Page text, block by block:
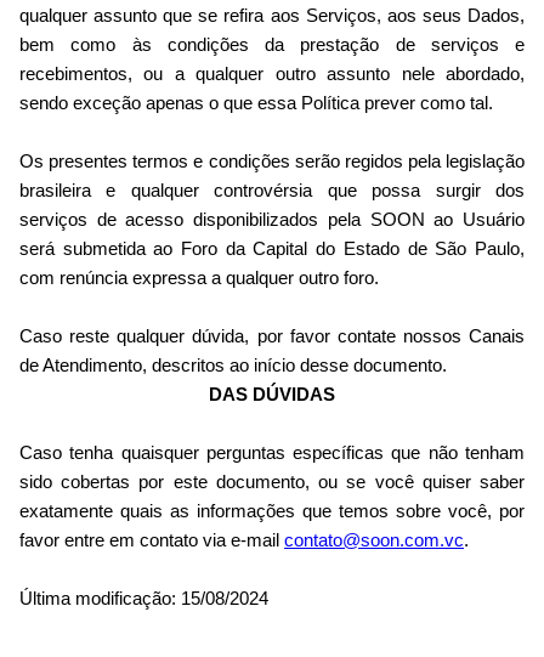
qualquer assunto que se refira aos Serviços, aos seus Dados,
bem como às condições da prestação de serviços e
recebimentos, ou a qualquer outro assunto nele abordado,
sendo exceção apenas o que essa Política prever como tal.
Os presentes termos e condições serão regidos pela legislação
brasileira e qualquer controvérsia que possa surgir dos
serviços de acesso disponibilizados pela SOON ao Usuário
será submetida ao Foro da Capital do Estado de São Paulo,
com renúncia expressa a qualquer outro foro.
Caso reste qualquer dúvida, por favor contate nossos Canais
de Atendimento, descritos ao início desse documento.
DAS DÚVIDAS
Caso tenha quaisquer perguntas específicas que não tenham
sido cobertas por este documento, ou se você quiser saber
exatamente quais as informações que temos sobre você, por
favor entre em contato via e-mail contato@soon.com.vc.
Última modificação: 15/08/2024